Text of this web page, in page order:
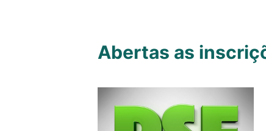
Abertas as